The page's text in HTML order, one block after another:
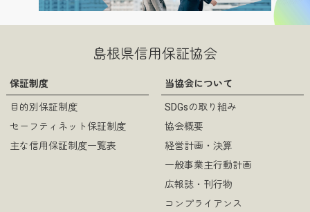
過去のチラシ（54）.pdf（pdf
過去のチラシ（53）.pdf
形式 / 791KB）
島根県信用保証協会
保証制度
目的別保証制度
セーフティネット保証制度
主な信用保証制度一覧表
当協会について
SDGsの取り組み
協会概要
経営計画・決算
一般事業主行動計画
広報誌・刊行物
コンプライアンス